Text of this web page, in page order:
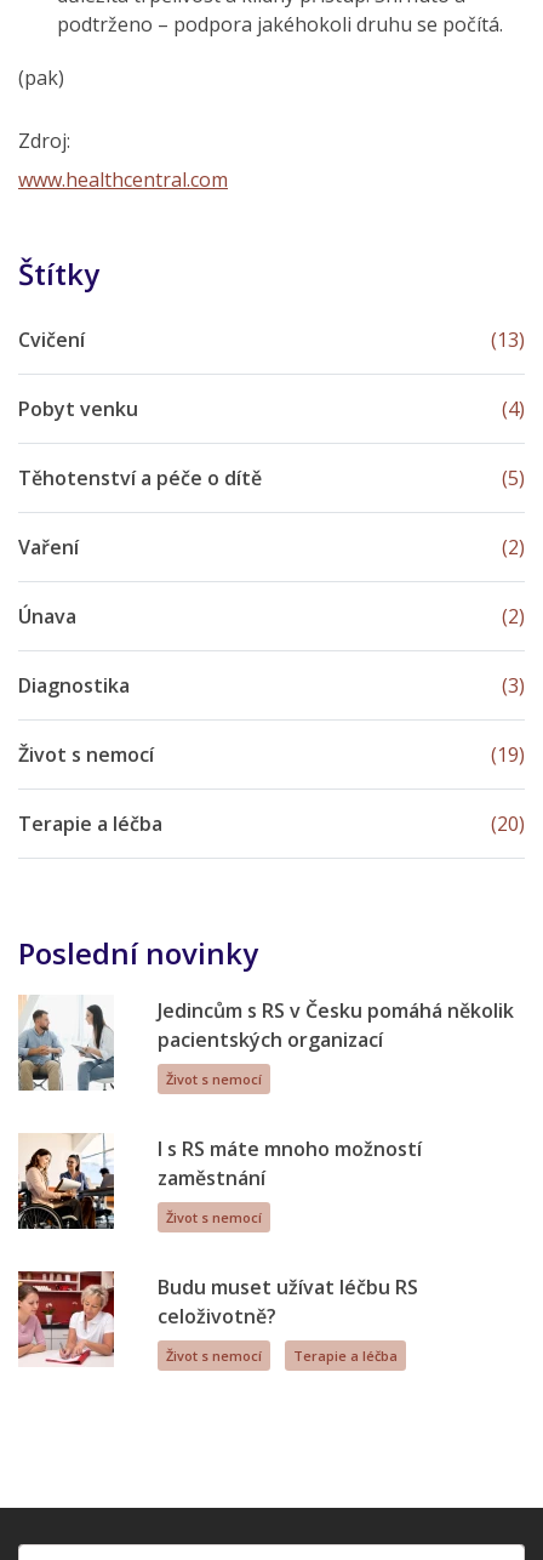
podtrženo – podpora jakéhokoli druhu se počítá.
(pak)
Zdroj:
www.healthcentral.com
Štítky
Cvičení (13)
Pobyt venku (4)
Těhotenství a péče o dítě (5)
Vaření (2)
Únava (2)
Diagnostika (3)
Život s nemocí (19)
Terapie a léčba (20)
Poslední novinky
Jedincům s RS v Česku pomáhá několik
pacientských organizací
Život s nemocí
I s RS máte mnoho možností
zaměstnání
Život s nemocí
Budu muset užívat léčbu RS
celoživotně?
Život s nemocí Terapie a léčba